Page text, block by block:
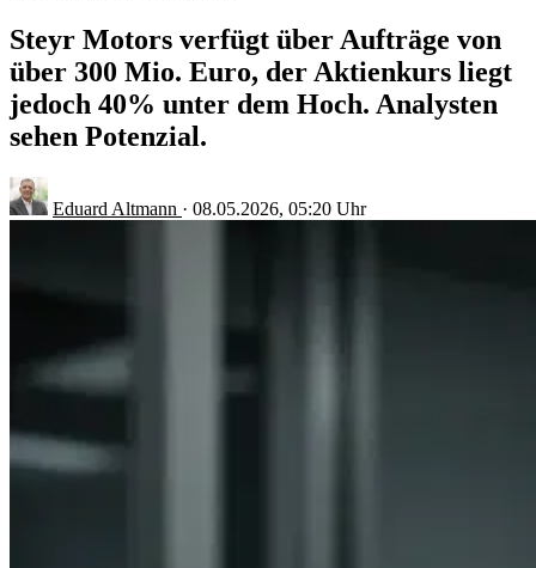
Steyr Motors verfügt über Aufträge von
über 300 Mio. Euro, der Aktienkurs liegt
jedoch 40% unter dem Hoch. Analysten
sehen Potenzial.
Eduard Altmann · 08.05.2026, 05:20 Uhr